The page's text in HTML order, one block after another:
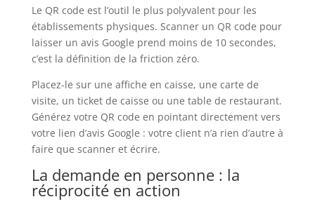
Le QR code est l’outil le plus polyvalent pour les
établissements physiques. Scanner un QR code pour
laisser un avis Google prend moins de 10 secondes,
c’est la définition de la friction zéro.
Placez-le sur une affiche en caisse, une carte de
visite, un ticket de caisse ou une table de restaurant.
Générez votre QR code en pointant directement vers
votre lien d’avis Google : votre client n’a rien d’autre à
faire que scanner et écrire.
La demande en personne : la
réciprocité en action